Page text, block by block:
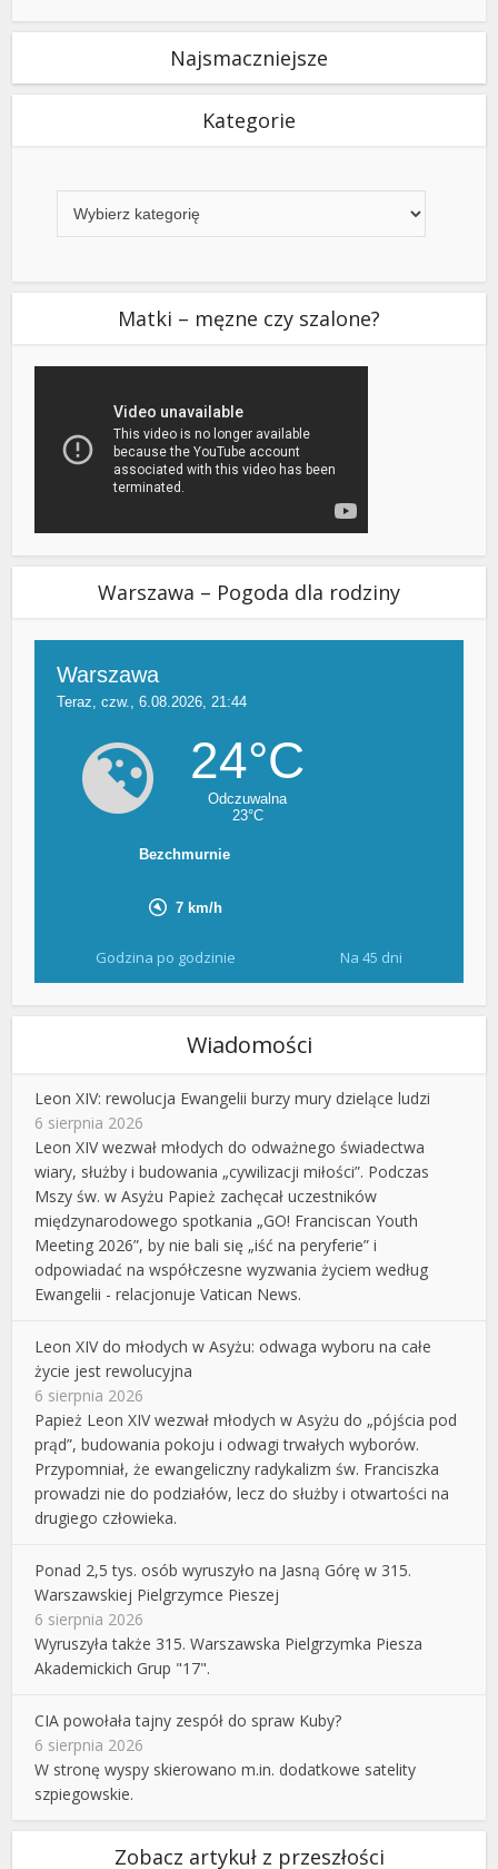
Najsmaczniejsze
Kategorie
Matki – męzne czy szalone?
Warszawa – Pogoda dla rodziny
Godzina po godzinie Na 45 dni
Wiadomości
Leon XIV: rewolucja Ewangelii burzy mury dzielące ludzi
6 sierpnia 2026
Leon XIV wezwał młodych do odważnego świadectwa
wiary, służby i budowania „cywilizacji miłości”. Podczas
Mszy św. w Asyżu Papież zachęcał uczestników
międzynarodowego spotkania „GO! Franciscan Youth
Meeting 2026”, by nie bali się „iść na peryferie” i
odpowiadać na współczesne wyzwania życiem według
Ewangelii - relacjonuje Vatican News.
Leon XIV do młodych w Asyżu: odwaga wyboru na całe
życie jest rewolucyjna
6 sierpnia 2026
Papież Leon XIV wezwał młodych w Asyżu do „pójścia pod
prąd”, budowania pokoju i odwagi trwałych wyborów.
Przypomniał, że ewangeliczny radykalizm św. Franciszka
prowadzi nie do podziałów, lecz do służby i otwartości na
drugiego człowieka.
Ponad 2,5 tys. osób wyruszyło na Jasną Górę w 315.
Warszawskiej Pielgrzymce Pieszej
6 sierpnia 2026
Wyruszyła także 315. Warszawska Pielgrzymka Piesza
Akademickich Grup "17".
CIA powołała tajny zespół do spraw Kuby?
6 sierpnia 2026
W stronę wyspy skierowano m.in. dodatkowe satelity
szpiegowskie.
Zobacz artykuł z przeszłości